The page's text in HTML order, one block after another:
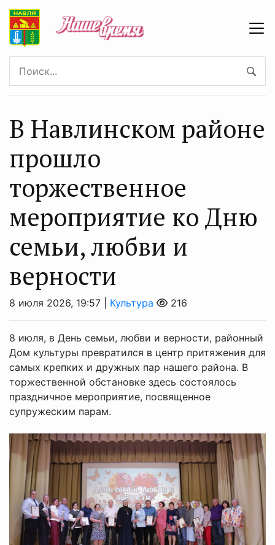
В Навлинском районе
прошло
торжественное
мероприятие ко Дню
семьи, любви и
верности
8 июля 2026, 19:57 | Культура 216
8 июля, в День семьи, любви и верности, районный
Дом культуры превратился в центр притяжения для
самых крепких и дружных пар нашего района. В
торжественной обстановке здесь состоялось
праздничное мероприятие, посвященное
супружеским парам.